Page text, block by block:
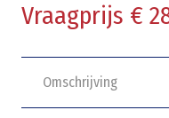
Vraagprijs €
Omschrijving